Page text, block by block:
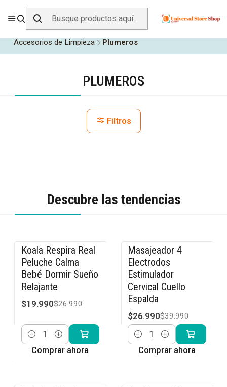
ENVÍO GRATIS SOBRE$19.990EN ZONA CENTRO
Accesorios de Limpieza
Plumeros
PLUMEROS
Filtros
Descubre las tendencias
-26% OFF
Koala Respira Real
Peluche Calma
Bebé Dormir Sueño
Relajante
$19.990$26.990
Cantidad
Comprar ahora
-33% OFF
Masajeador 4
Electrodos
Estimulador
Cervical Cuello
Espalda
$26.990$39.990
Cantidad
Comprar ahora